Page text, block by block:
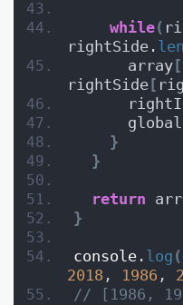
while(
rightSide.
      array
[
rightSide [
}
}
return
}
console . log (
2018 , 1986 ,
// [1986,